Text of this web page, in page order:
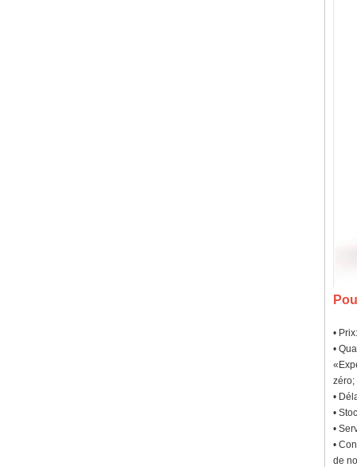
•
•
zéro;
•
•
•
•
de